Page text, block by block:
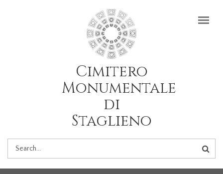
Cimitero
Monumentale
di
Staglieno
FORM